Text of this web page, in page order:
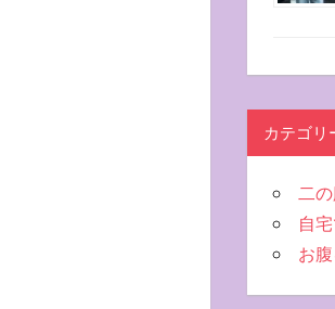
カテゴリ
二
自
お